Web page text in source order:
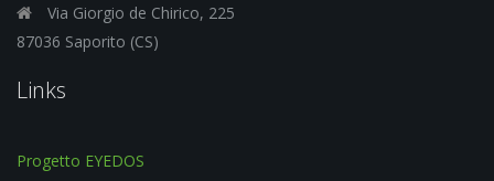
Via Giorgio de Chirico, 225
87036 Saporito (CS)
Links
Progetto EYEDOS